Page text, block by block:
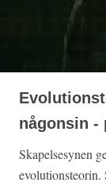
någonsin -
Skapelsesynen
evolutionsteorin.